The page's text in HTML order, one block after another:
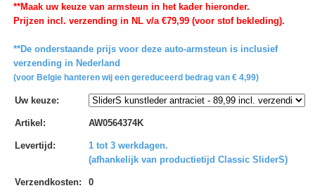
**Maak uw keuze van armsteun in het kader hieronder.
Prijzen incl. verzending in NL v/a €79,99 (voor stof bekleding).
**De onderstaande prijs voor deze auto-armsteun is inclusief
verzending in Nederland
(voor Belgie hanteren wij een gereduceerd bedrag van € 4,99)
Uw keuze:
Artikel : AW0564374K
Levertijd :
1 tot 3 werkdagen.
(afhankelijk van productietijd Classic SliderS)
Verzendkosten: 0